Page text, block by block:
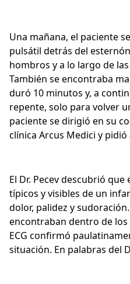
Una mañana, el paciente
pulsátil detrás del
hombros y a lo largo de
También se encontraba
duró 10 minutos y, a
repente, solo para volver
paciente se dirigió en su
clínica Arcus Medici y pidió
El Dr. Pecev descubrió
típicos y visibles de un
dolor, palidez y
encontraban dentro de
ECG confirmó
situación. En palabras del